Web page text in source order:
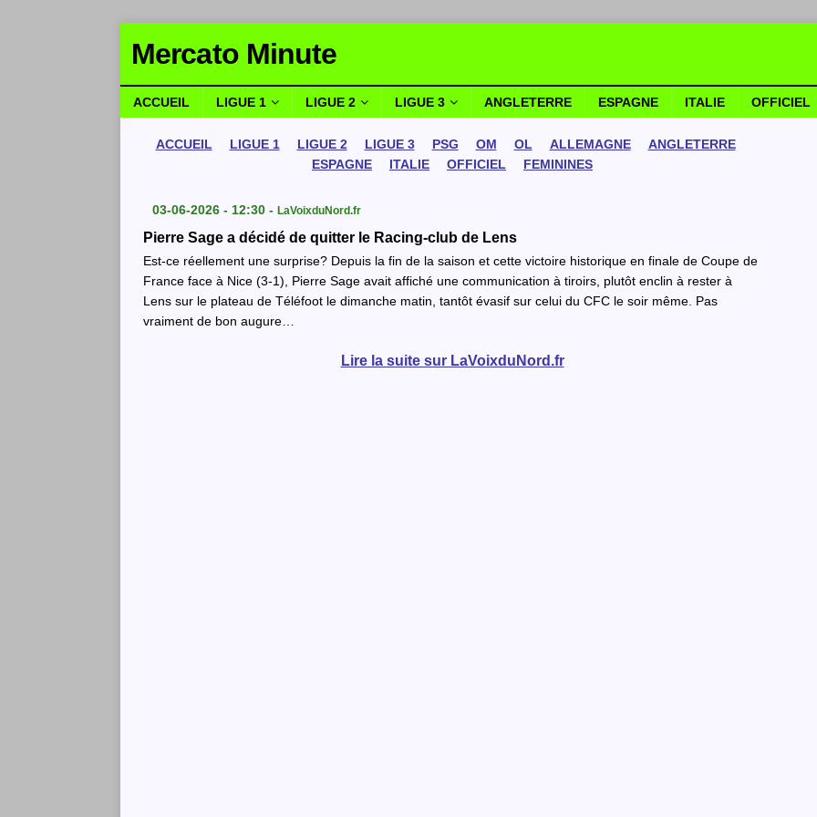
Mercato Minute
ACCUEIL LIGUE 1 LIGUE 2 LIGUE 3 ANGLETERRE ESPAGNE ITALIE OFFICIEL
ACCUEIL LIGUE 1 LIGUE 2 LIGUE 3 PSG OM OL ALLEMAGNE
ANGLETERRE
ESPAGNE
ITALIE OFFICIEL FEMININES
03-06-2026 - 12:30 - LaVoixduNord.fr
Pierre Sage a décidé de quitter le Racing-club de Lens
Est-ce réellement une surprise? Depuis la fin de la saison et cette victoire historique en finale de Coupe de
France face à Nice (3-1), Pierre Sage avait affiché une communication à tiroirs, plutôt enclin à rester à
Lens sur le plateau de Téléfoot le dimanche matin, tantôt évasif sur celui du CFC le soir même. Pas
vraiment de bon augure…
Lire la suite sur LaVoixduNord.fr